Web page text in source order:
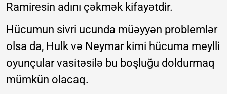
Ramiresin adını çəkmək kifayətdir.
Hücumun sivri ucunda müəyyən problemlər
olsa da, Hulk və Neymar kimi hücuma meylli
oyunçular vasitəsilə bu boşluğu doldurmaq
mümkün olacaq.